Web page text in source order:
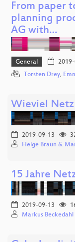
From paper
planning
AG with…
General
Torsten Drey,
Wieviel
2019-09-13
Helge Braun &
15 Jahre
2019-09-13
Markus Beckedahl